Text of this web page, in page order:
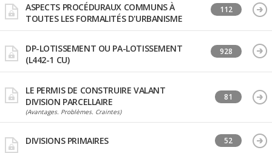
ASPECTS PROCÉDURAUX COMMUNS À
TOUTES LES FORMALITÉS D'URBANISME
112
DP-LOTISSEMENT OU PA-LOTISSEMENT
(L442-1 CU)
928
LE PERMIS DE CONSTRUIRE VALANT
DIVISION PARCELLAIRE
(Avantages. Problèmes. Craintes)
81
DIVISIONS PRIMAIRES 52